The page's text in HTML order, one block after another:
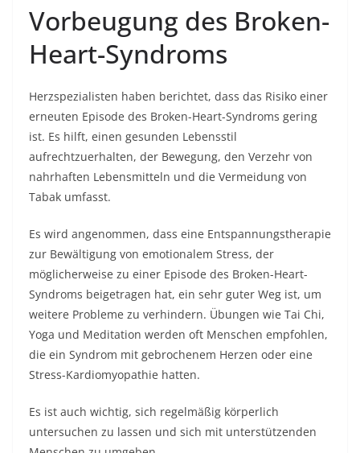
Vorbeugung des Broken-
Heart-Syndroms
Herzspezialisten haben berichtet, dass das Risiko einer
erneuten Episode des Broken-Heart-Syndroms gering
ist. Es hilft, einen gesunden Lebensstil
aufrechtzuerhalten, der Bewegung, den Verzehr von
nahrhaften Lebensmitteln und die Vermeidung von
Tabak umfasst.
Es wird angenommen, dass eine Entspannungstherapie
zur Bewältigung von emotionalem Stress, der
möglicherweise zu einer Episode des Broken-Heart-
Syndroms beigetragen hat, ein sehr guter Weg ist, um
weitere Probleme zu verhindern. Übungen wie Tai Chi,
Yoga und Meditation werden oft Menschen empfohlen,
die ein Syndrom mit gebrochenem Herzen oder eine
Stress-Kardiomyopathie hatten.
Es ist auch wichtig, sich regelmäßig körperlich
untersuchen zu lassen und sich mit unterstützenden